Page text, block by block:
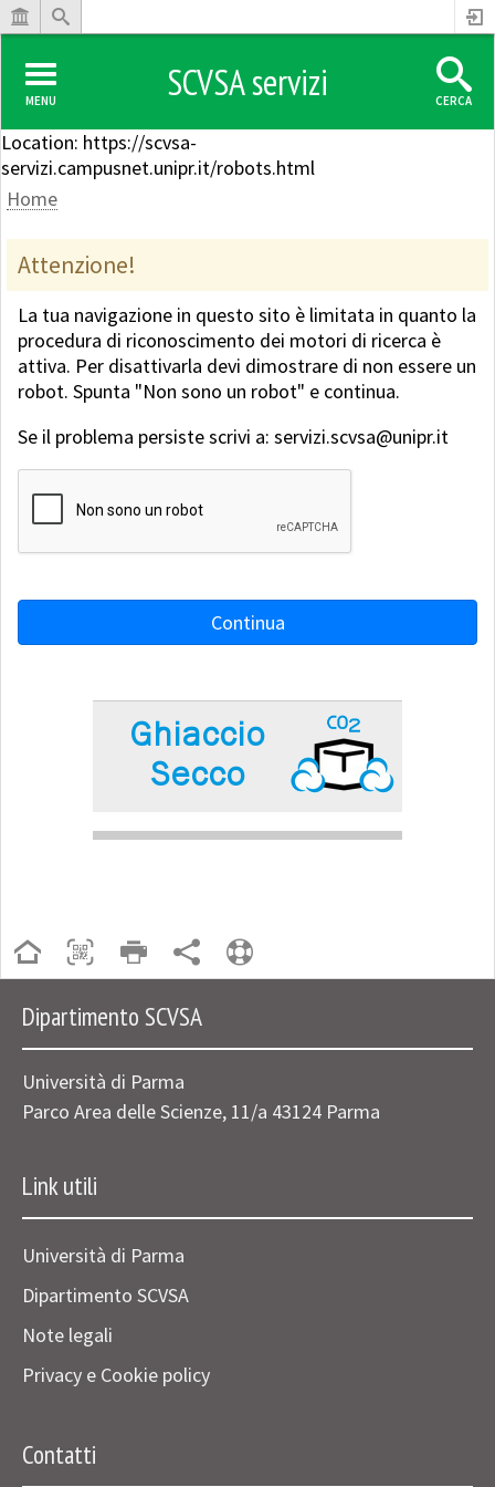
MENU SCVSA servizi CERCA
Location: https://scvsa-
servizi.campusnet.unipr.it/robots.html
Home
Attenzione!
La tua navigazione in questo sito è limitata in quanto la
procedura di riconoscimento dei motori di ricerca è
attiva. Per disattivarla devi dimostrare di non essere un
robot. Spunta "Non sono un robot" e continua.
Se il problema persiste scrivi a: servizi.scvsa@unipr.it
Dipartimento SCVSA
Università di Parma
Parco Area delle Scienze, 11/a 43124 Parma
Link utili
Università di Parma
Dipartimento SCVSA
Note legali
Privacy e Cookie policy
Contatti